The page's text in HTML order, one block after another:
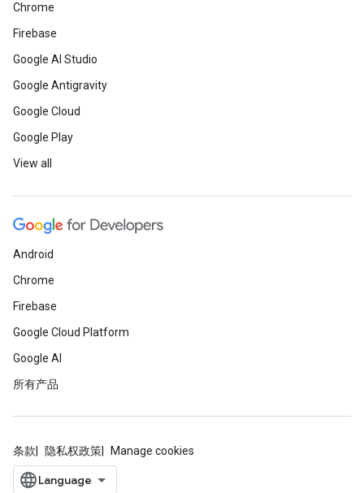
Chrome
Firebase
Google AI Studio
Google Antigravity
Google Cloud
Google Play
View all
Android
Chrome
Firebase
Google Cloud Platform
Google AI
所有产品
条款 隐私权政策 Manage cookies